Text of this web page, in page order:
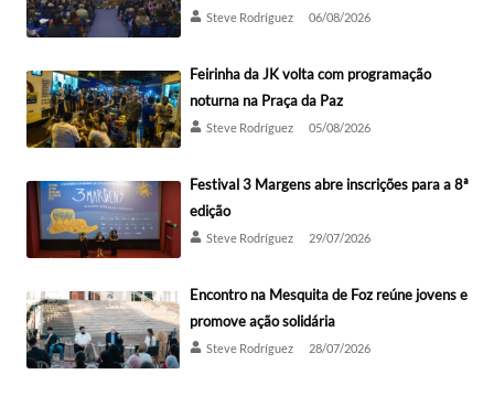
Steve Rodríguez 06/08/2026
Feirinha da JK volta com programação
noturna na Praça da Paz
Steve Rodríguez 05/08/2026
Festival 3 Margens abre inscrições para a 8ª
edição
Steve Rodríguez 29/07/2026
Encontro na Mesquita de Foz reúne jovens e
promove ação solidária
Steve Rodríguez 28/07/2026